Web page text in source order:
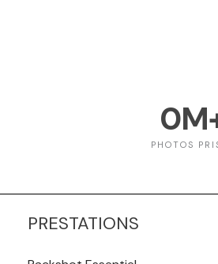
PHOTOS
0
PRESTATIONS